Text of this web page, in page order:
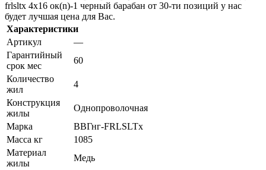
frlsltx 4х16 ок(n)-1 черный барабан от 30-ти позиций у нас
будет лучшая цена для Вас.
Характеристики
Артикул
—
Гарантийный
срок мес
60
Количество
жил
4
Конструкция
жилы
Однопроволочная
Марка
ВВГнг-FRLSLTx
Масса кг
1085
Материал
жилы
Медь